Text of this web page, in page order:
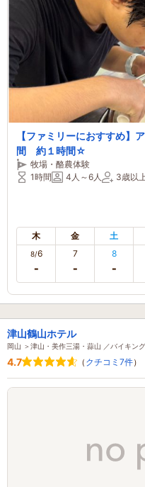
【ファミリーにおすすめ
間 約１時間☆
牧場・酪農体験
1時間
4人～6人 3歳以
木 金 土
8/6 7 8
津山鶴山ホテル
岡山 ＞津山・美作三湯・蒜山 ／バイキン
4.7 （ クチコミ7件）